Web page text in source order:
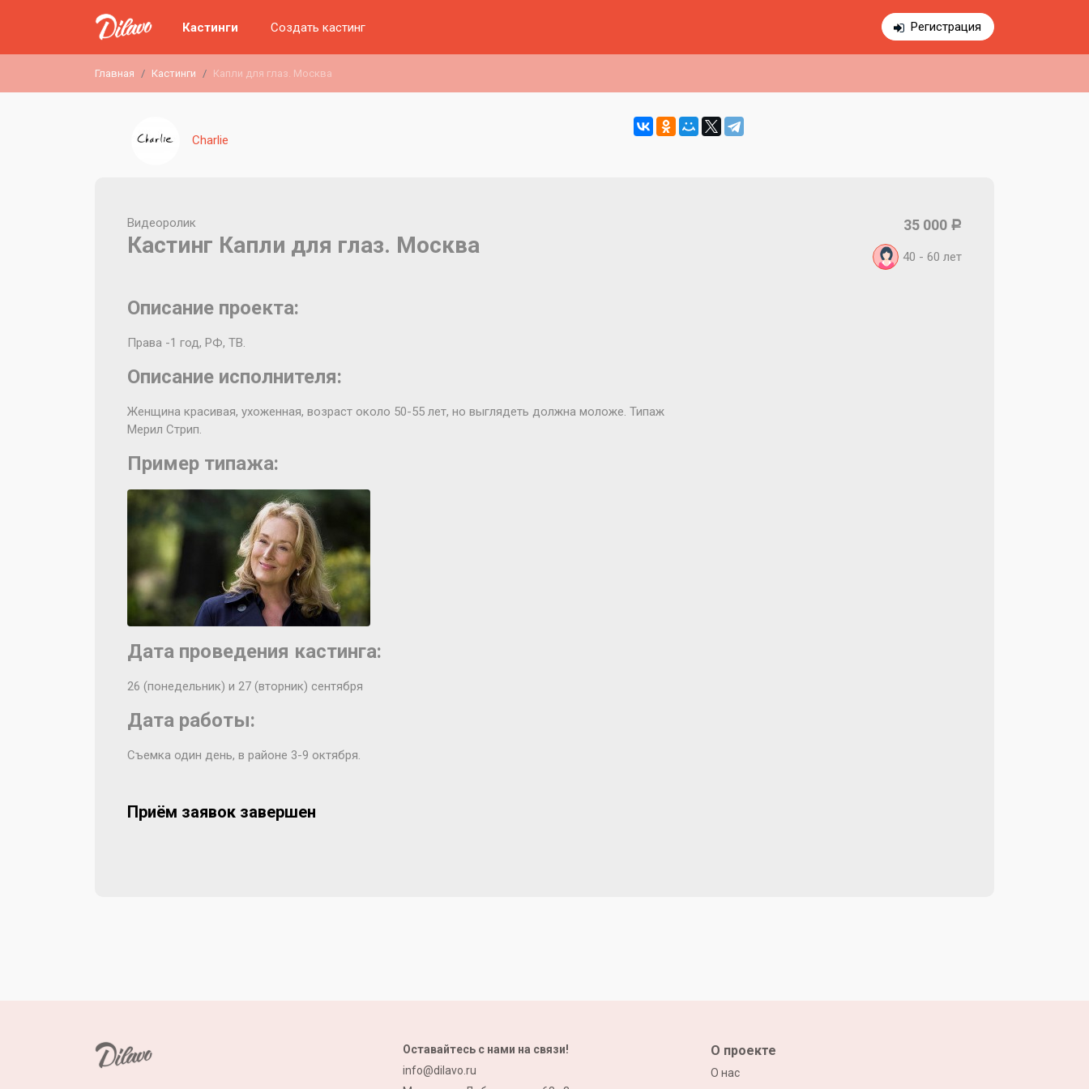
Регистрация
Кастинги Создать кастинг
Главная Кастинги Капли для глаз. Москва
Charlie
Видеоролик
Кастинг Капли для глаз. Москва
35 000 Р
40 - 60 лет
Описание проекта:
Права -1 год, РФ, ТВ.
Описание исполнителя:
Женщина красивая, ухоженная, возраст около 50-55 лет, но выглядеть должна моложе. Типаж
Мерил Стрип.
Пример типажа:
Дата проведения кастинга:
26 (понедельник) и 27 (вторник) сентября
Дата работы:
Съемка один день, в районе 3-9 октября.
Приём заявок завершен
О проекте
О нас
Оставайтесь с нами на связи!
info@dilavo.ru